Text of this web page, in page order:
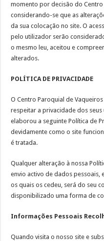
momento por decisão do
considerando-se que as
da sua colocação no site. O
pelo utilizador serão
o mesmo leu, aceitou e
alterados.
POLÍTICA DE PRIVACIDADE
O Centro Paroquial de
respeitar a privacidade dos
elaborou a seguinte Política de
devidamente como o site
é tratada.
Qualquer alteração à nossa
envio activo de dados pessoais,
os quais os cedeu, será do seu
disponibilizado uma forma de
Informações Pessoais
Quando visita o nosso site e